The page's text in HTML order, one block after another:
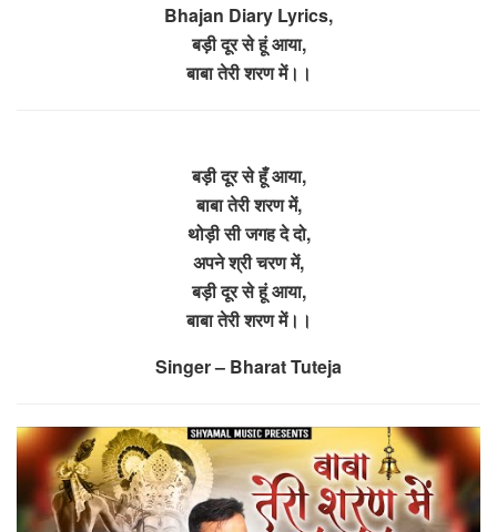
Bhajan Diary Lyrics,
बड़ी दूर से हूं आया,
बाबा तेरी शरण में।।
बड़ी दूर से हूँ आया,
बाबा तेरी शरण में,
थोड़ी सी जगह दे दो,
अपने श्री चरण में,
बड़ी दूर से हूं आया,
बाबा तेरी शरण में।।
Singer – Bharat Tuteja